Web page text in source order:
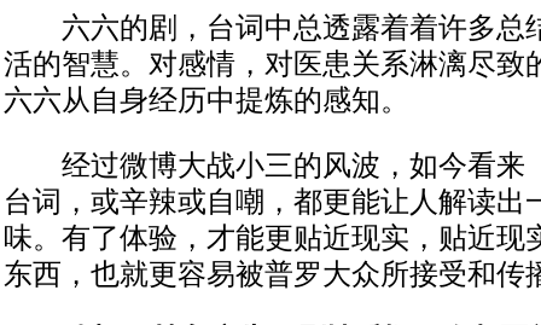
六六的剧，台词中总透露着着许多总
活的智慧。对感情，对医患关系淋漓尽致
六六从自身经历中提炼的感知。
经过微博大战小三的风波，如今看来
台词，或辛辣或自嘲，都更能让人解读出
味。有了体验，才能更贴近现实，贴近现
东西，也就更容易被普罗大众所接受和传